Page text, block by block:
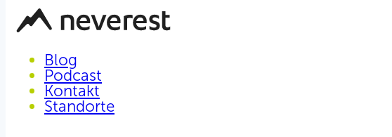
Blog
Podcast
Kontakt
Standorte